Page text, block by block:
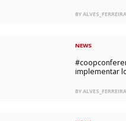
BY ALVES_FERREIRA
NEWS
implementar
BY ALVES_FERREIRA